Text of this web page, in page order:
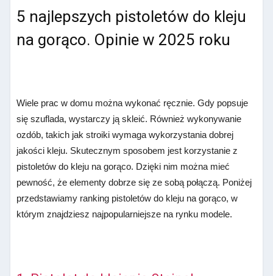
5 najlepszych pistoletów do kleju
na gorąco. Opinie w 2025 roku
Wiele prac w domu można wykonać ręcznie. Gdy popsuje
się szuflada, wystarczy ją skleić. Również wykonywanie
ozdób, takich jak stroiki wymaga wykorzystania dobrej
jakości kleju. Skutecznym sposobem jest korzystanie z
pistoletów do kleju na gorąco. Dzięki nim można mieć
pewność, że elementy dobrze się ze sobą połączą. Poniżej
przedstawiamy ranking pistoletów do kleju na gorąco, w
którym znajdziesz najpopularniejsze na rynku modele.